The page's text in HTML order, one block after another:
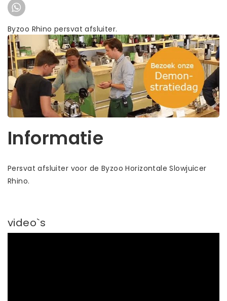
Byzoo Rhino persvat afsluiter.
Informatie
Persvat afsluiter voor de Byzoo Horizontale Slowjuicer
Rhino.
video`s